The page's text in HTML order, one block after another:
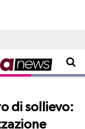
di sollievo: